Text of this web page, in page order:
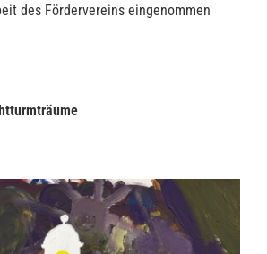
des Fördervereins eingenommen